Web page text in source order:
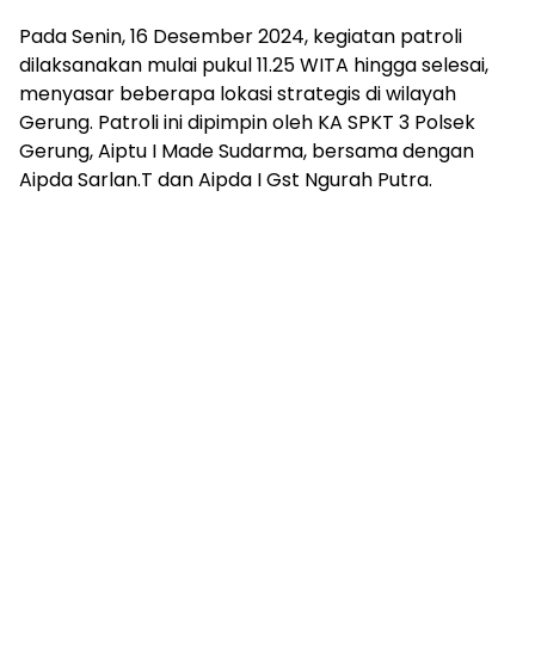
Pada Senin, 16 Desember 2024, kegiatan patroli
dilaksanakan mulai pukul 11.25 WITA hingga selesai,
menyasar beberapa lokasi strategis di wilayah
Gerung. Patroli ini dipimpin oleh KA SPKT 3 Polsek
Gerung, Aiptu I Made Sudarma, bersama dengan
Aipda Sarlan.T dan Aipda I Gst Ngurah Putra.